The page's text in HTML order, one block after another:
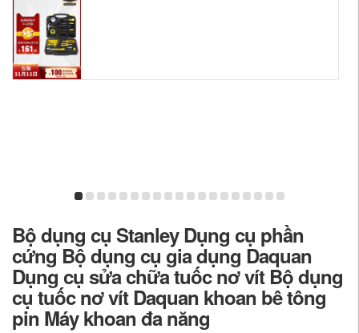
Bộ dụng cụ Stanley Dụng cụ phần
cứng Bộ dụng cụ gia dụng Daquan
Dụng cụ sửa chữa tuốc nơ vít Bộ dụng
cụ tuốc nơ vít Daquan khoan bê tông
pin Máy khoan đa năng